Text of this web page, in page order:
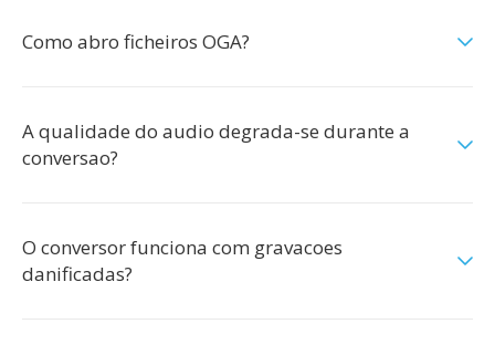
Como abro ficheiros OGA?
A qualidade do audio degrada-se durante a
conversao?
O conversor funciona com gravacoes
danificadas?